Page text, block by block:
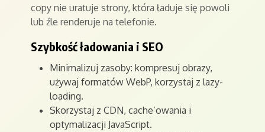
copy nie uratuje strony, która ładuje się powoli
lub źle renderuje na telefonie.
Szybkość ładowania i SEO
Minimalizuj zasoby: kompresuj obrazy,
używaj formatów WebP, korzystaj z lazy-
loading.
Skorzystaj z CDN, cache’owania i
optymalizacji JavaScript.